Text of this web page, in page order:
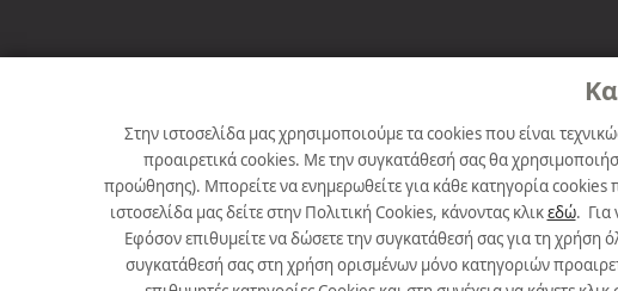
Στην ιστοσελίδα μας χρησιμοποιούμε τα cookies που είναι
προαιρετικά cookies. Με την συγκατάθεσή σας θα
προώθησης). Μπορείτε να ενημερωθείτε για κάθε κατηγορία cookies
ιστοσελίδα μας δείτε στην Πολιτική Cookies, κάνοντας κλικεδώ. Για
Εφόσον επιθυμείτε να δώσετε την συγκατάθεσή σας για τη
συγκατάθεσή σας στη χρήση ορισμένων μόνο κατηγοριών